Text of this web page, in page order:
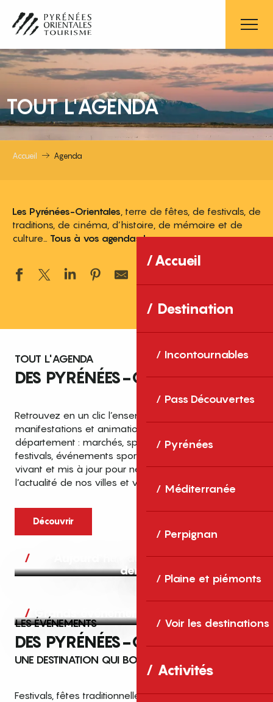
contenu
principal
Accueil
Destination
Incontournables
Pass Découvertes
Pyrénées
Méditerranée
Perpignan
Plaine et piémonts
Voir les destinations
Activités
TOUT L'AGENDA
Accueil Agenda
Les Pyrénées-Orientales , terre de fêtes, de festivals, de
traditions, de cinéma, d’histoire, de mémoire et de
culture… Tous à vos agendas !
TOUT L'AGENDA
DES PYRÉNÉES-ORIENTALES
Retrouvez en un clic l’ensemble des fêtes,
manifestations et animations recensées dans le
département : marchés, spectacles, expositions,
festivals, événements sportifs et culturels… un agenda
vivant et mis à jour pour ne rien manquer de
l’actualité de nos villes et villages.
Découvrir
Aujourd’hui, demain et après-
demain
Grands événements
LES ÉVÉNEMENTS
DES PYRÉNÉES-ORIENTALES
UNE DESTINATION QUI BOUGE TOUTE L’ANNÉE
Festivals, fêtes traditionnelles, concerts, expositions,